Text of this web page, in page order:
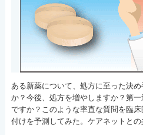
ある新薬について、処方に至った決
か？今後、処方を増やしますか？第
ですか？このような率直な質問を臨
付けを予測してみた。ケアネットとの